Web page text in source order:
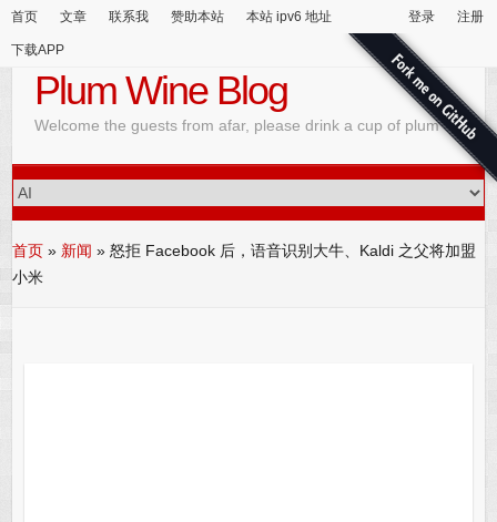
首页 文章 联系我 赞助本站 本站 ipv6 地址
下载APP
登录 注册
Plum Wine Blog
Welcome the guests from afar, please drink a cup of plum wine
首页 » 新闻 »怒拒 Facebook 后，语音识别大牛、Kaldi 之父将加盟
小米